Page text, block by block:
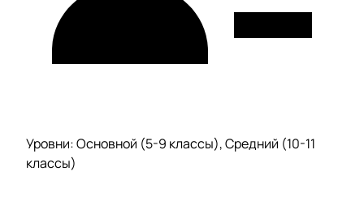
Уровни: Основной (5-9 классы), Средний (10-11
классы)